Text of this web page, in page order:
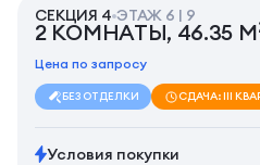
СЕКЦИЯ 4 ЭТАЖ 6 | 9
2 КОМНАТЫ, 46.35 М
Цена по запросу
БЕЗ ОТДЕЛКИ СДАЧА: III
Условия покупки